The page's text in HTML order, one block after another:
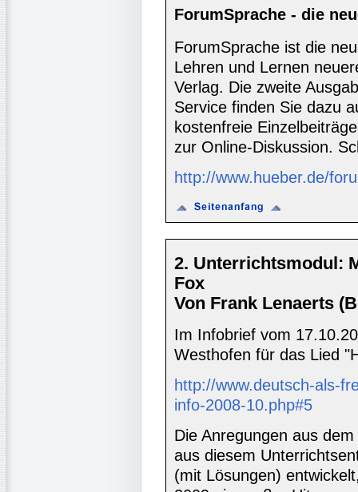
ForumSprache - die
ForumSprache ist die
Lehren und Lernen
Verlag. Die zweite
Service finden Sie dazu
kostenfreie
zur Online-Diskussion.
http://www.hueber.de/
2. Unterrichtsmodul:
Fox
Von Frank Lenaerts
Im Infobrief vom
Westhofen für das Lied
http://www.deutsch-als-
info-2008-10.php#5
Die Anregungen aus
aus diesem
(mit Lösungen)